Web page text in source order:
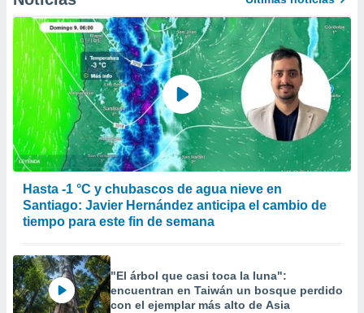
Hasta -1 °C y chubascos de agua nieve en
Santiago: Javier Hernández anticipa el cambio de
tiempo para este fin de semana
"El árbol que casi toca la luna":
encuentran en Taiwán un bosque perdido
con el ejemplar más alto de Asia